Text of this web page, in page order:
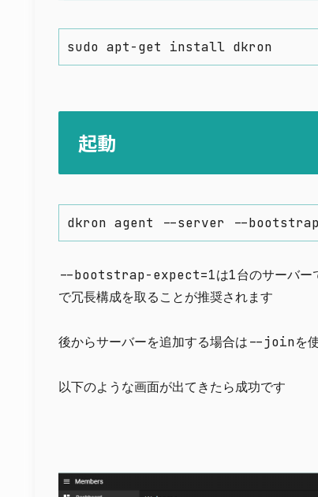
sudo apt-get install dkron
起動
dkron agent --server --
--bootstrap-expect=1は1台のサーバー
で冗長構成を取ることが推奨されます
後からサーバーを追加する場合は--joinを
以下のような画面が出てきたら成功です